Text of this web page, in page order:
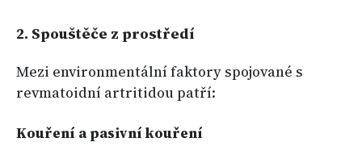
2. Spouštěče z prostředí
Mezi environmentální faktory spojované s
revmatoidní artritidou patří:
Kouření a pasivní kouření